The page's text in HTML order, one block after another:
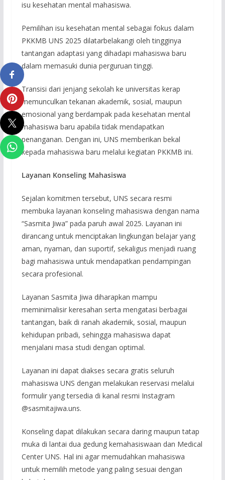
isu kesehatan mental mahasiswa.
Pemilihan isu kesehatan mental sebagai fokus dalam
PKKMB UNS 2025 dilatarbelakangi oleh tingginya
tantangan adaptasi yang dihadapi mahasiswa baru
dalam memasuki dunia perguruan tinggi.
Transisi dari jenjang sekolah ke universitas kerap
memunculkan tekanan akademik, sosial, maupun
emosional yang berdampak pada kesehatan mental
mahasiswa baru apabila tidak mendapatkan
penanganan. Dengan ini, UNS memberikan bekal
kepada mahasiswa baru melalui kegiatan PKKMB ini.
Layanan Konseling Mahasiswa
Sejalan komitmen tersebut, UNS secara resmi
membuka layanan konseling mahasiswa dengan nama
“Sasmita Jiwa” pada paruh awal 2025. Layanan ini
dirancang untuk menciptakan lingkungan belajar yang
aman, nyaman, dan suportif, sekaligus menjadi ruang
bagi mahasiswa untuk mendapatkan pendampingan
secara profesional.
Layanan Sasmita Jiwa diharapkan mampu
meminimalisir keresahan serta mengatasi berbagai
tantangan, baik di ranah akademik, sosial, maupun
kehidupan pribadi, sehingga mahasiswa dapat
menjalani masa studi dengan optimal.
Layanan ini dapat diakses secara gratis seluruh
mahasiswa UNS dengan melakukan reservasi melalui
formulir yang tersedia di kanal resmi Instagram
@sasmitajiwa.uns.
Konseling dapat dilakukan secara daring maupun tatap
muka di lantai dua gedung kemahasiswaan dan Medical
Center UNS. Hal ini agar memudahkan mahasiswa
untuk memilih metode yang paling sesuai dengan